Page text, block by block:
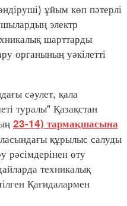
ұйым көп пәтерлі
электр
шарттарды
органының уәкілетті
сәулет, қала
туралы" Қазақстан
23-14) тармақшасына
құрылыс салуды
рәсімдерінен өту
техникалық
Қағидалармен